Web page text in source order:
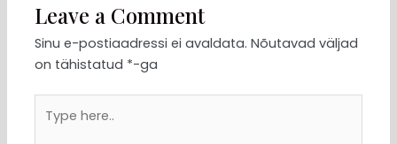
Leave a Comment
Sinu e-postiaadressi ei avaldata. Nõutavad väljad
on tähistatud *-ga
here..